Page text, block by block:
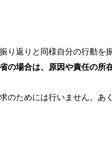
り返りと同様自分の行動を
の場合は、原因や責任の所
のためには行いません。あ